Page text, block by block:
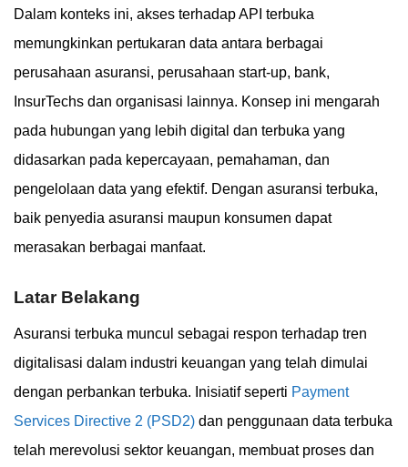
Dalam konteks ini, akses terhadap API terbuka
memungkinkan pertukaran data antara berbagai
perusahaan asuransi, perusahaan start-up, bank,
InsurTechs dan organisasi lainnya. Konsep ini mengarah
pada hubungan yang lebih digital dan terbuka yang
didasarkan pada kepercayaan, pemahaman, dan
pengelolaan data yang efektif. Dengan asuransi terbuka,
baik penyedia asuransi maupun konsumen dapat
merasakan berbagai manfaat.
Latar Belakang
Asuransi terbuka muncul sebagai respon terhadap tren
digitalisasi dalam industri keuangan yang telah dimulai
dengan perbankan terbuka. Inisiatif seperti Payment
Services Directive 2 (PSD2) dan penggunaan data terbuka
telah merevolusi sektor keuangan, membuat proses dan